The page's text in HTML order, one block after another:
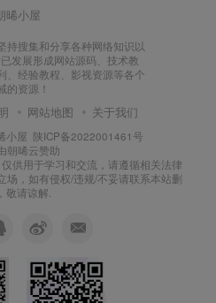
晞小屋
持搜集和分享各种网络知识以
发展形成网站源码、技术教
、经验教程、影视资源等各个
的资源！
网站地图 关于我们
小屋 陕ICP备2022001461号
朝晞云赞助
供用于学习和交流，请遵循相关法律
，如有侵权/违规/不妥请联系本站删
敬请谅解.